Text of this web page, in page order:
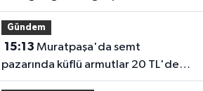
Gündem
15:13
pazarında küflü armutlar 20 TL'den
satıldı